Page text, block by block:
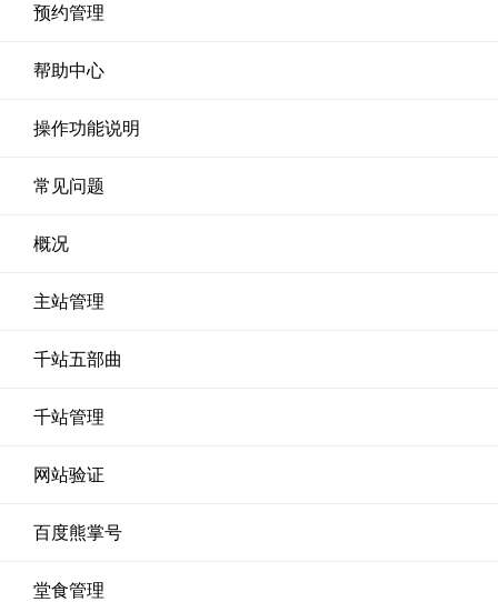
预约管理
帮助中心
操作功能说明
常见问题
概况
主站管理
千站五部曲
千站管理
网站验证
百度熊掌号
堂食管理